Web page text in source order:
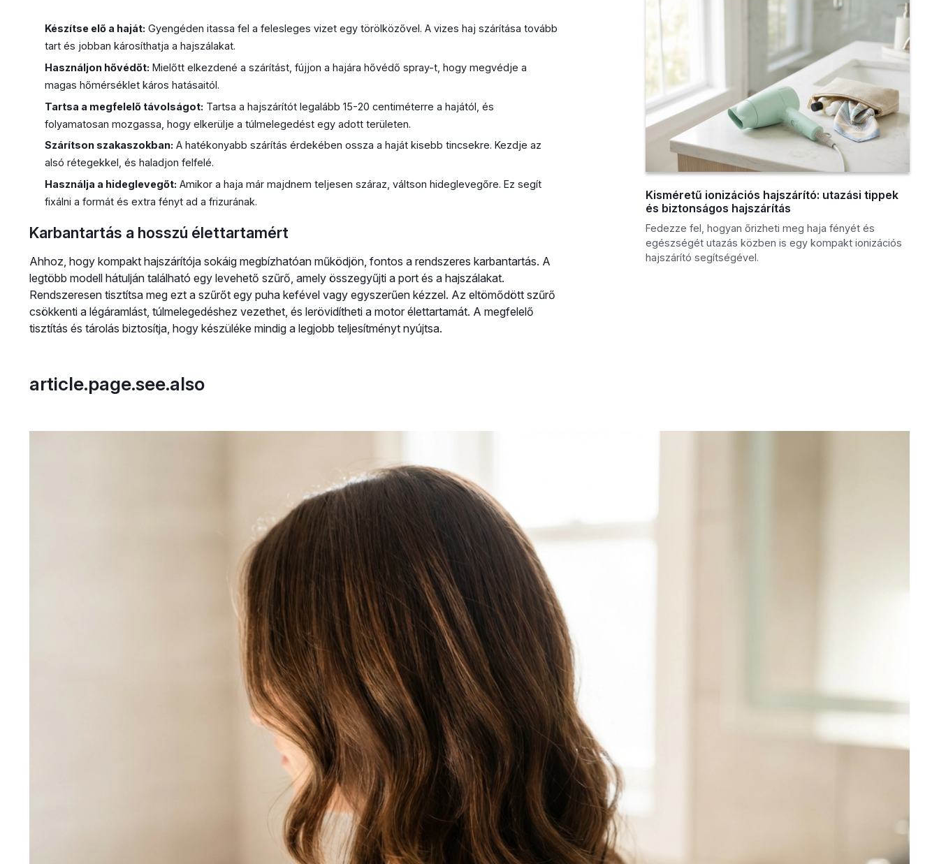
Készítse elő a haját: Gyengéden itassa fel a felesleges vizet egy törölközővel. A vizes haj szárítása tovább
tart és jobban károsíthatja a hajszálakat.
Használjon hővédőt: Mielőtt elkezdené a szárítást, fújjon a hajára hővédő spray-t, hogy megvédje a
magas hőmérséklet káros hatásaitól.
Tartsa a megfelelő távolságot: Tartsa a hajszárítót legalább 15-20 centiméterre a hajától, és
folyamatosan mozgassa, hogy elkerülje a túlmelegedést egy adott területen.
Szárítson szakaszokban: A hatékonyabb szárítás érdekében ossza a haját kisebb tincsekre. Kezdje az
alsó rétegekkel, és haladjon felfelé.
Használja a hideglevegőt: Amikor a haja már majdnem teljesen száraz, váltson hideglevegőre. Ez segít
fixálni a formát és extra fényt ad a frizurának.
Karbantartás a hosszú élettartamért
Ahhoz, hogy kompakt hajszárítója sokáig megbízhatóan működjön, fontos a rendszeres karbantartás. A
legtöbb modell hátulján található egy levehető szűrő, amely összegyűjti a port és a hajszálakat.
Rendszeresen tisztítsa meg ezt a szűrőt egy puha kefével vagy egyszerűen kézzel. Az eltömődött szűrő
csökkenti a légáramlást, túlmelegedéshez vezethet, és lerövidítheti a motor élettartamát. A megfelelő
tisztítás és tárolás biztosítja, hogy készüléke mindig a legjobb teljesítményt nyújtsa.
Kisméretű ionizációs hajszárító: utazási tippek
és biztonságos hajszárítás
Fedezze fel, hogyan őrizheti meg haja fényét és
egészségét utazás közben is egy kompakt ionizációs
hajszárító segítségével.
article.page.see.also